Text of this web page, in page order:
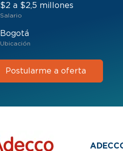
$2 a $2,5 millones
Salario
Bogotá
Ubicación
Postularme a oferta